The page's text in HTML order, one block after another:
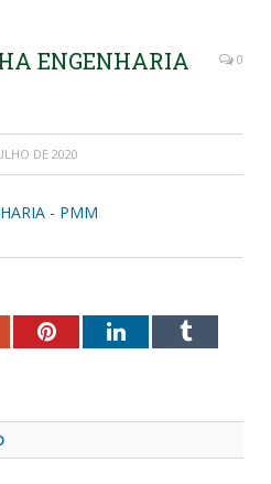
ENGENHARIA
0
DE 2020
- PMM
PinterestLinkedInTumblr